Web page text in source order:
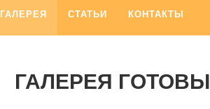
ГАЛЕРЕЯ СТАТЬИ КОНТАКТЫ
ГАЛЕРЕЯ